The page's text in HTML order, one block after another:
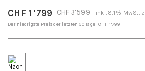
CHF 3'599
CHF 1'799 inkl. 8.1% MwSt.
Der niedrigste Preis der letzten 30 Tage: CHF 1'799